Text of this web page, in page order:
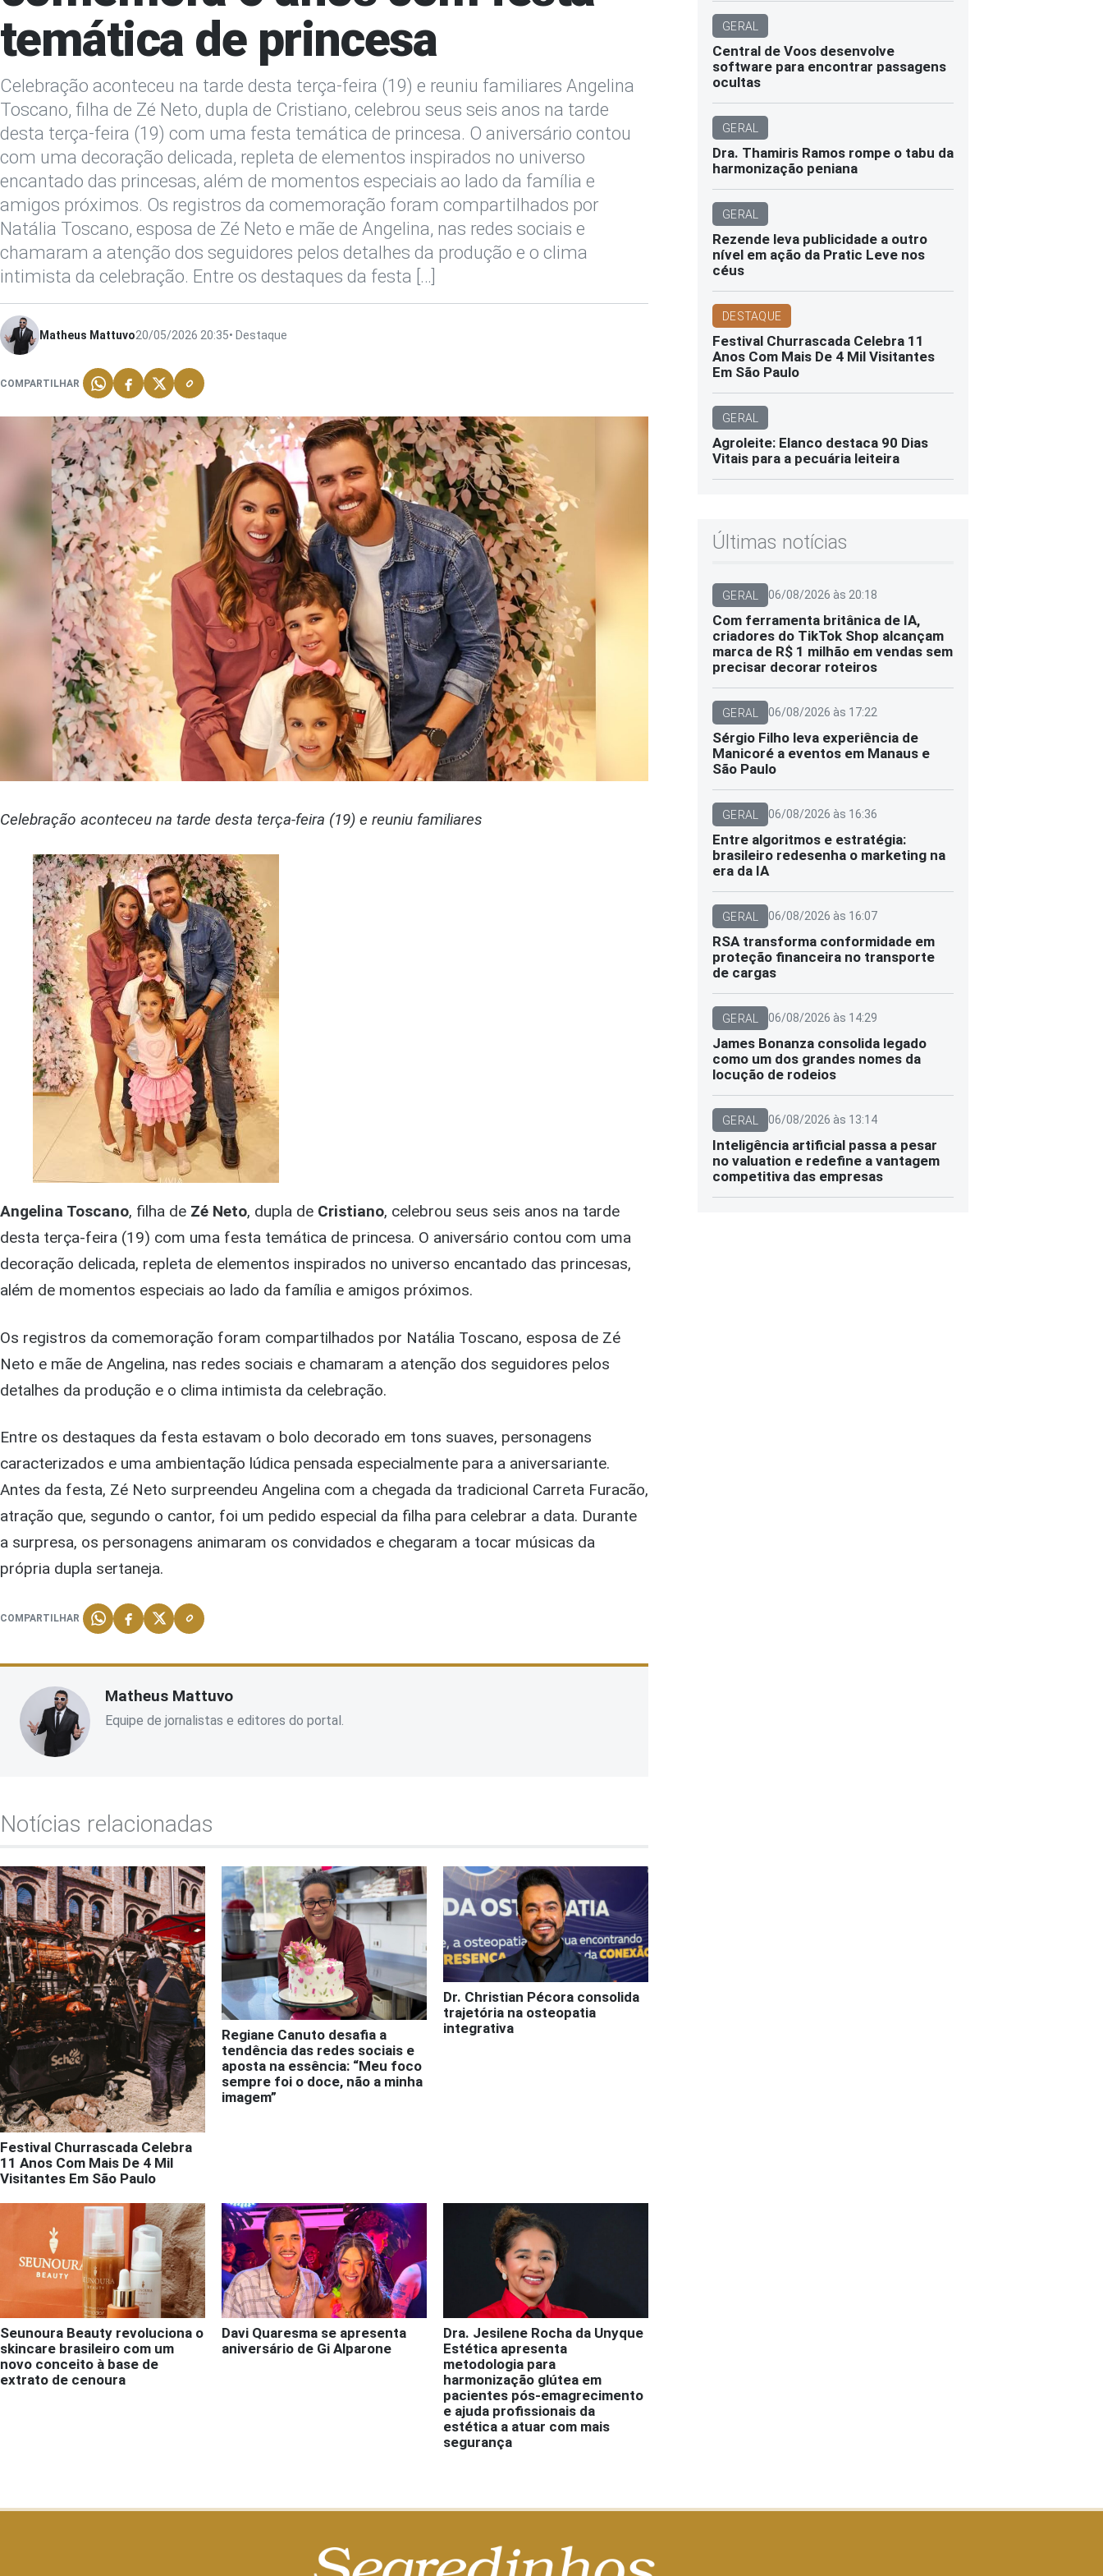
temática de princesa
Celebração aconteceu na tarde desta terça-feira (19) e reuniu familiares Angelina
Toscano, filha de Zé Neto, dupla de Cristiano, celebrou seus seis anos na tarde
desta terça-feira (19) com uma festa temática de princesa. O aniversário contou
com uma decoração delicada, repleta de elementos inspirados no universo
encantado das princesas, além de momentos especiais ao lado da família e
amigos próximos. Os registros da comemoração foram compartilhados por
Natália Toscano, esposa de Zé Neto e mãe de Angelina, nas redes sociais e
chamaram a atenção dos seguidores pelos detalhes da produção e o clima
intimista da celebração. Entre os destaques da festa […]
Matheus Mattuvo20/05/2026 20:35• Destaque
COMPARTILHAR
Celebração aconteceu na tarde desta terça-feira (19) e reuniu familiares
Angelina Toscano, filha de Zé Neto, dupla de Cristiano, celebrou seus seis anos na tarde
desta terça-feira (19) com uma festa temática de princesa. O aniversário contou com uma
decoração delicada, repleta de elementos inspirados no universo encantado das princesas,
além de momentos especiais ao lado da família e amigos próximos.
Os registros da comemoração foram compartilhados por Natália Toscano, esposa de Zé
Neto e mãe de Angelina, nas redes sociais e chamaram a atenção dos seguidores pelos
detalhes da produção e o clima intimista da celebração.
Entre os destaques da festa estavam o bolo decorado em tons suaves, personagens
caracterizados e uma ambientação lúdica pensada especialmente para a aniversariante.
Antes da festa, Zé Neto surpreendeu Angelina com a chegada da tradicional Carreta Furacão,
atração que, segundo o cantor, foi um pedido especial da filha para celebrar a data. Durante
a surpresa, os personagens animaram os convidados e chegaram a tocar músicas da
própria dupla sertaneja.
COMPARTILHAR
Matheus Mattuvo
Equipe de jornalistas e editores do portal.
Notícias relacionadas
Festival Churrascada Celebra
11 Anos Com Mais De 4 Mil
Visitantes Em São Paulo
Regiane Canuto desafia a
tendência das redes sociais e
aposta na essência: “Meu foco
sempre foi o doce, não a minha
imagem”
Dr. Christian Pécora consolida
trajetória na osteopatia
integrativa
Seunoura Beauty revoluciona o
skincare brasileiro com um
novo conceito à base de
extrato de cenoura
Davi Quaresma se apresenta
aniversário de Gi Alparone
Dra. Jesilene Rocha da Unyque
Estética apresenta
metodologia para
harmonização glútea em
pacientes pós-emagrecimento
e ajuda profissionais da
estética a atuar com mais
segurança
GERAL
Central de Voos desenvolve
software para encontrar passagens
ocultas
GERAL
Dra. Thamiris Ramos rompe o tabu da
harmonização peniana
GERAL
Rezende leva publicidade a outro
nível em ação da Pratic Leve nos
céus
DESTAQUE
Festival Churrascada Celebra 11
Anos Com Mais De 4 Mil Visitantes
Em São Paulo
GERAL
Agroleite: Elanco destaca 90 Dias
Vitais para a pecuária leiteira
Últimas notícias
GERAL 06/08/2026 às 20:18
Com ferramenta britânica de IA,
criadores do TikTok Shop alcançam
marca de R$ 1 milhão em vendas sem
precisar decorar roteiros
GERAL 06/08/2026 às 17:22
Sérgio Filho leva experiência de
Manicoré a eventos em Manaus e
São Paulo
GERAL 06/08/2026 às 16:36
Entre algoritmos e estratégia:
brasileiro redesenha o marketing na
era da IA
GERAL 06/08/2026 às 16:07
RSA transforma conformidade em
proteção financeira no transporte
de cargas
GERAL 06/08/2026 às 14:29
James Bonanza consolida legado
como um dos grandes nomes da
locução de rodeios
GERAL 06/08/2026 às 13:14
Inteligência artificial passa a pesar
no valuation e redefine a vantagem
competitiva das empresas